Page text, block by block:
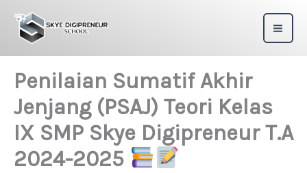
content
Penilaian Sumatif Akhir
Jenjang (PSAJ) Teori Kelas
IX SMP Skye Digipreneur T.A
2024-2025